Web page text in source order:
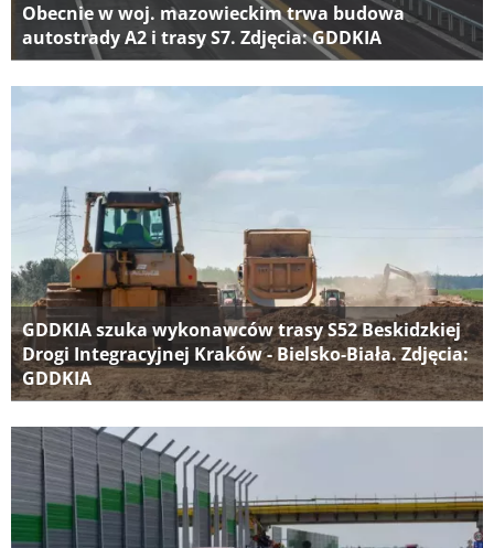
Obecnie w woj. mazowieckim trwa budowa
autostrady A2 i trasy S7. Zdjęcia: GDDKIA
GDDKIA szuka wykonawców trasy S52 Beskidzkiej
Drogi Integracyjnej Kraków - Bielsko-Biała. Zdjęcia:
GDDKIA